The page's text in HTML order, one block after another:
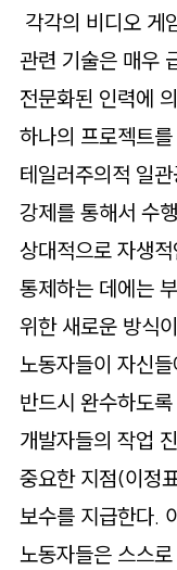
각각의 비디오 게
관련 기술은 매우
전문화된 인력에
하나의 프로젝트
테일러주의적 일
강제를 통해서 수
상대적으로 자생
통제하는 데에는
위한 새로운 방식
노동자들이 자신
반드시 완수하도
개발자들의 작업
중요한 지점(이정
보수를 지급한다.
노동자들은 스스